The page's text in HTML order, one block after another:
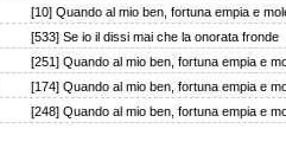
[10] Quando al mio ben, fortuna empia e
[533] Se io il dissi mai che la onorata fronde
[251] Quando al mio ben, fortuna empia e
[174] Quando al mio ben, fortuna empia e
[248] Quando al mio ben, fortuna empia e